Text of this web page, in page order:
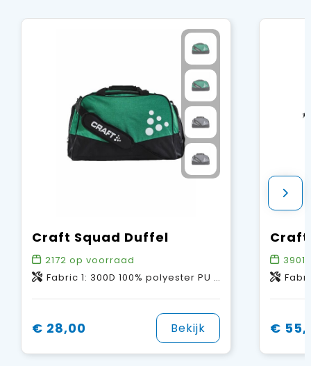
Craft Squad Duffel
2172 op voorraad
Fabric 1: 300D 100% polyester PU backing. Fabric 2: 600D 100% polyester PU backing. Fabric 3: 210D 100% polyester PU backing.
€ 28,00 Bekijk
Craft
3901
Fabric 1 100%
€